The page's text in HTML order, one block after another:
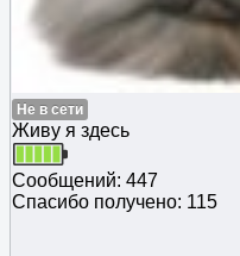
Не в сети
Живу я здесь
Сообщений: 447
Спасибо получено: 115